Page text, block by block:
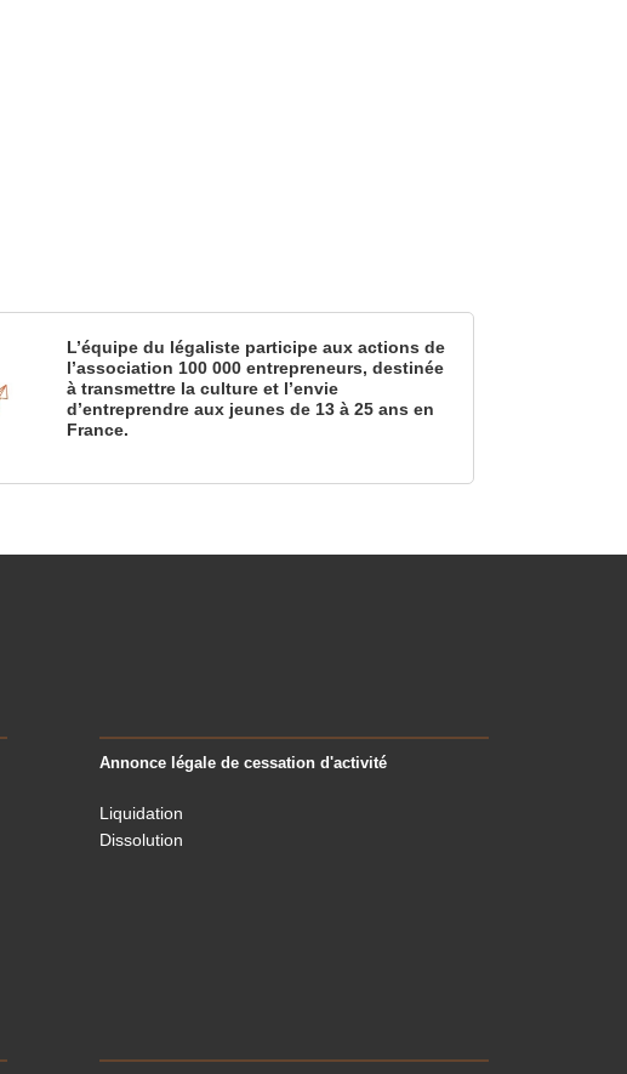
L’équipe du légaliste participe aux actions de
l’association 100 000 entrepreneurs, destinée
à transmettre la culture et l’envie
d’entreprendre aux jeunes de 13 à 25 ans en
France.
Annonce légale de cessation d'activité
Liquidation
Dissolution